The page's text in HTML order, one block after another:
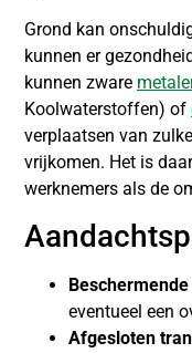
Grond kan
kunnen er
kunnen zware
Koolwaterstoffen) of
verplaatsen van
vrijkomen. Het is
werknemers als de
eventueel een
Afgesloten